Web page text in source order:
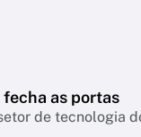
as portas
de tecnologia